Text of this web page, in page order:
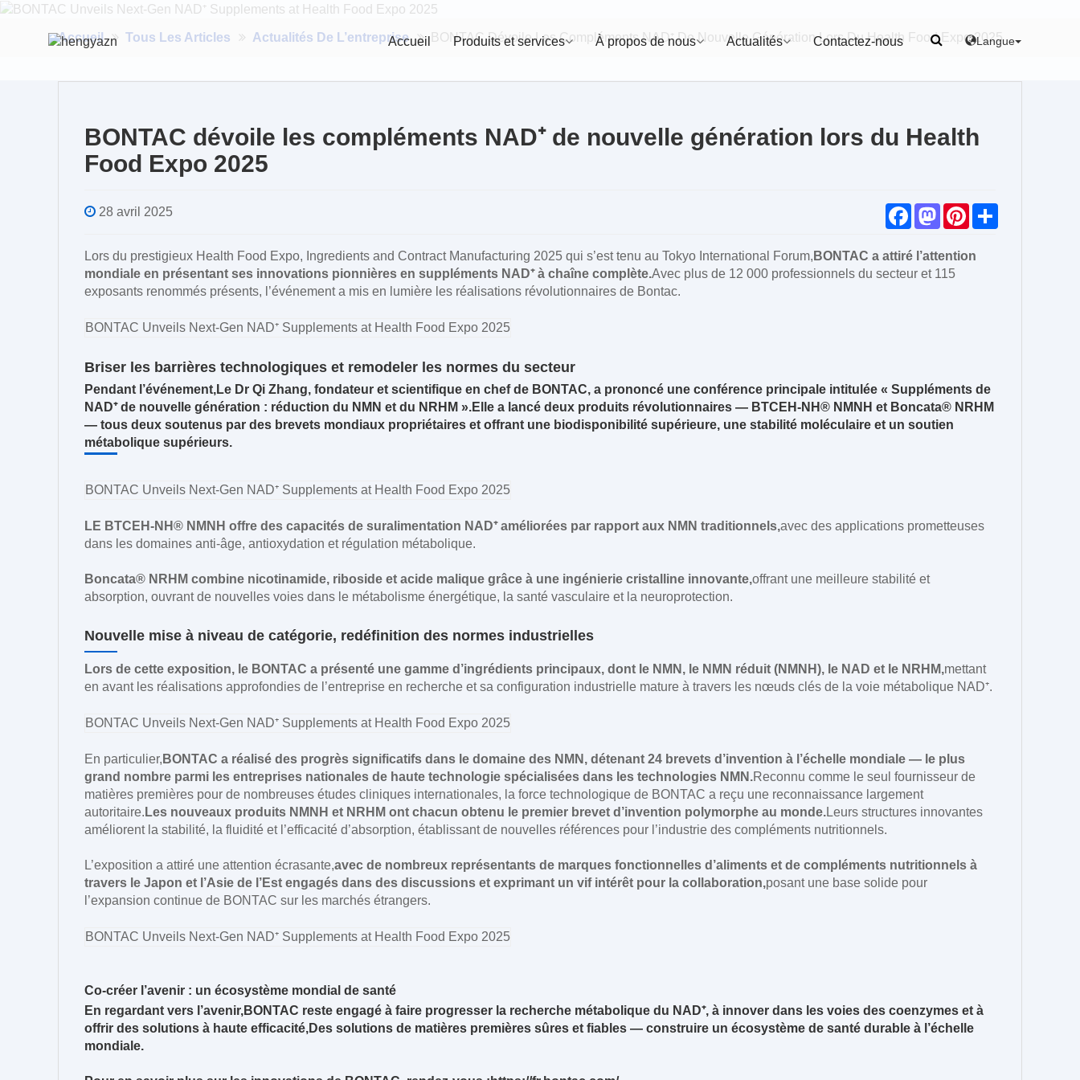
Accueil Produits et services À propos de nous Actualités Contactez-nous Langue
Accueil Tous Les Articles Actualités De L’entreprise BONTAC Dévoile Les Compléments NAD⁺ De Nouvelle Génération Lors Du Health Food Expo 2025
BONTAC dévoile les compléments NAD⁺ de nouvelle génération lors du Health
Food Expo 2025
28 avril 2025
F
e
b
o
M
a
o
d
P
e
Lors du prestigieux Health Food Expo, Ingredients and Contract Manufacturing 2025 qui s’est tenu au Tokyo International Forum, BONTAC a attiré l’attention
mondiale en présentant ses innovations pionnières en suppléments NAD⁺ à chaîne complète.Avec plus de 12 000 professionnels du secteur et 115
exposants renommés présents, l’événement a mis en lumière les réalisations révolutionnaires de Bontac.
Briser les barrières technologiques et remodeler les normes du secteur
Pendant l’événement,Le Dr Qi Zhang, fondateur et scientifique en chef de BONTAC, a prononcé une conférence principale intitulée « Suppléments de
NAD⁺ de nouvelle génération : réduction du NMN et du NRHM ».Elle a lancé deux produits révolutionnaires — BTCEH-NH® NMNH et Boncata® NRHM
— tous deux soutenus par des brevets mondiaux propriétaires et offrant une biodisponibilité supérieure, une stabilité moléculaire et un soutien
métabolique supérieurs.
LE BTCEH-NH® NMNH offre des capacités de suralimentation NAD⁺ améliorées par rapport aux NMN traditionnels,avec des applications prometteuses
dans les domaines anti-âge, antioxydation et régulation métabolique.
Boncata® NRHM combine nicotinamide, riboside et acide malique grâce à une ingénierie cristalline innovante,offrant une meilleure stabilité et
absorption, ouvrant de nouvelles voies dans le métabolisme énergétique, la santé vasculaire et la neuroprotection.
Nouvelle mise à niveau de catégorie, redéfinition des normes industrielles
Lors de cette exposition, le BONTAC a présenté une gamme d’ingrédients principaux, dont le NMN, le NMN réduit (NMNH), le NAD et le NRHM,mettant
en avant les réalisations approfondies de l’entreprise en recherche et sa configuration industrielle mature à travers les nœuds clés de la voie métabolique NAD⁺.
En particulier, BONTAC a réalisé des progrès significatifs dans le domaine des NMN, détenant 24 brevets d’invention à l’échelle mondiale — le plus
grand nombre parmi les entreprises nationales de haute technologie spécialisées dans les technologies NMN.Reconnu comme le seul fournisseur de
matières premières pour de nombreuses études cliniques internationales, la force technologique de BONTAC a reçu une reconnaissance largement
autoritaire. Les nouveaux produits NMNH et NRHM ont chacun obtenu le premier brevet d’invention polymorphe au monde.Leurs structures innovantes
améliorent la stabilité, la fluidité et l’efficacité d’absorption, établissant de nouvelles références pour l’industrie des compléments nutritionnels.
L’exposition a attiré une attention écrasante,avec de nombreux représentants de marques fonctionnelles d’aliments et de compléments nutritionnels à
travers le Japon et l’Asie de l’Est engagés dans des discussions et exprimant un vif intérêt pour la collaboration,posant une base solide pour
l’expansion continue de BONTAC sur les marchés étrangers.
Co-créer l’avenir : un écosystème mondial de santé
En regardant vers l’avenir,BONTAC reste engagé à faire progresser la recherche métabolique du NAD⁺, à innover dans les voies des coenzymes et à
offrir des solutions à haute efficacité,Des solutions de matières premières sûres et fiables — construire un écosystème de santé durable à l’échelle
mondiale.